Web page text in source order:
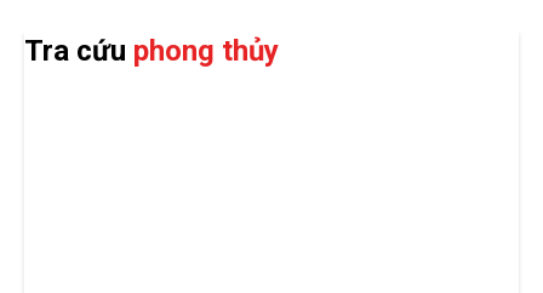
Tra cứu phong thủy